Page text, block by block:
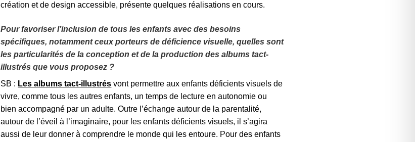
création et de design accessible, présente quelques réalisations en cours.
Pour favoriser l’inclusion de tous les enfants avec des besoins
spécifiques, notamment ceux porteurs de déficience visuelle, quelles sont
les particularités de la conception et de la production des albums tact-
illustrés que vous proposez ?
SB : Les albums tact-illustrés vont permettre aux enfants déficients visuels de
vivre, comme tous les autres enfants, un temps de lecture en autonomie ou
bien accompagné par un adulte. Outre l’échange autour de la parentalité,
autour de l’éveil à l’imaginaire, pour les enfants déficients visuels, il s’agira
aussi de leur donner à comprendre le monde qui les entoure. Pour des enfants